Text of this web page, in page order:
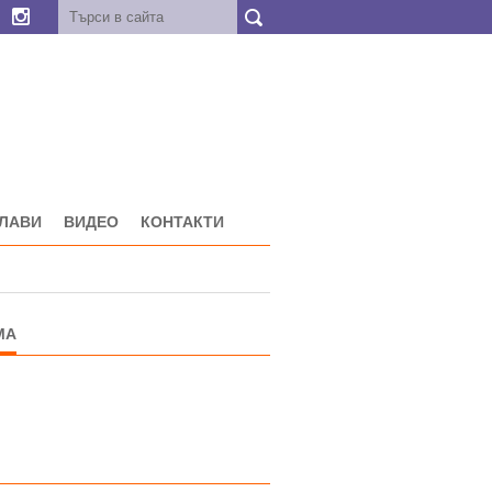
ВИДЕО КОНТАКТИ